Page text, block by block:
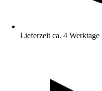
Lieferzeit ca. 4 Werktage